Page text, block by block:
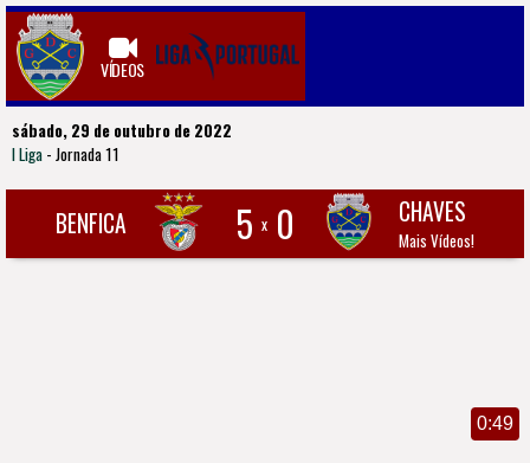
VÍDEOS
sábado, 29 de outubro de 2022
I Liga - Jornada 11
BENFICA 5 x 0 CHAVES
Mais Vídeos!
0:49